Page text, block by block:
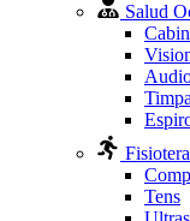
Salud
Tens